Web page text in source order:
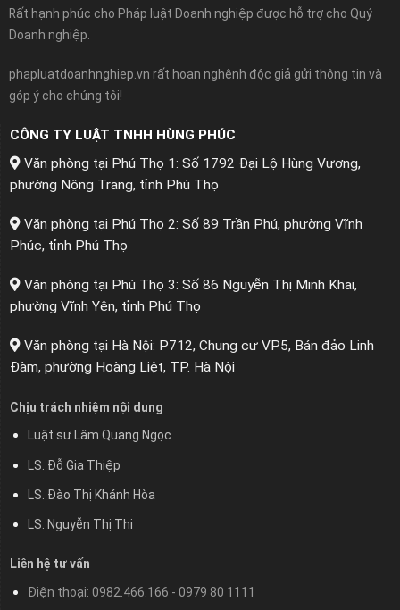
Rất hạnh phúc cho Pháp luật Doanh nghiệp được hỗ trợ cho Quý
Doanh nghiệp.
phapluatdoanhnghiep.vn rất hoan nghênh độc giả gửi thông tin và
góp ý cho chúng tôi!
CÔNG TY LUẬT TNHH HÙNG PHÚC
Văn phòng tại Phú Thọ 1: Số 1792 Đại Lộ Hùng Vương,
phường Nông Trang, tỉnh Phú Thọ
Văn phòng tại Phú Thọ 2: Số 89 Trần Phú, phường Vĩnh
Phúc, tỉnh Phú Thọ
Văn phòng tại Phú Thọ 3: Số 86 Nguyễn Thị Minh Khai,
phường Vĩnh Yên, tỉnh Phú Thọ
Văn phòng tại Hà Nội: P712, Chung cư VP5, Bán đảo Linh
Đàm, phường Hoàng Liệt, TP. Hà Nội
Chịu trách nhiệm nội dung
Luật sư Lâm Quang Ngọc
LS. Đỗ Gia Thiệp
LS. Đào Thị Khánh Hòa
LS. Nguyễn Thị Thi
Liên hệ tư vấn
Điện thoại: 0982.466.166 - 0979 80 1111